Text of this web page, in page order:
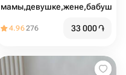
мамы,девушке,жене,бабушке
4.96276 33 000֏